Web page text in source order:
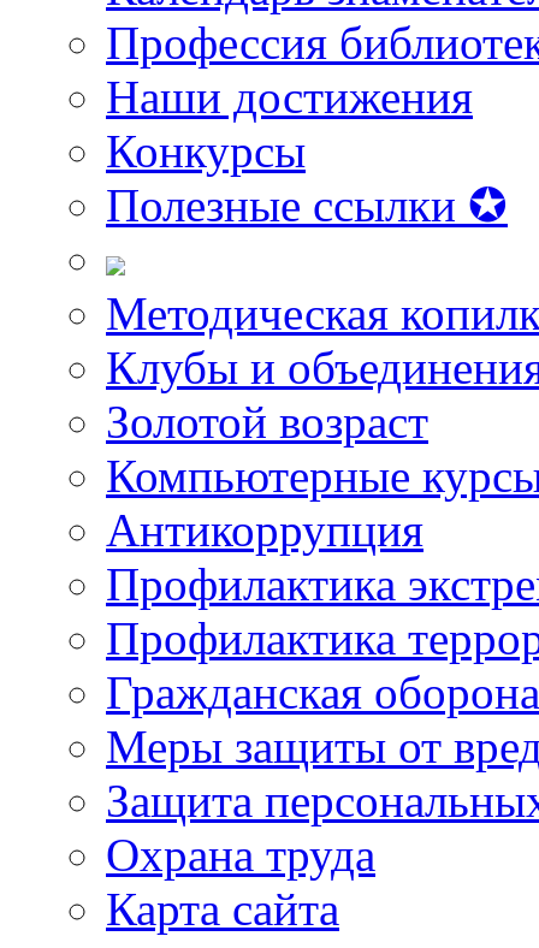
Профессия
Наши достижения
Конкурсы
Полезные ссылки ✪
Методическая
Клубы и
Золотой возраст
Компьютерные
Антикоррупция
Профилактика
Профилактика
Гражданская оборона
Меры защиты от
Защита
Охрана труда
Карта сайта